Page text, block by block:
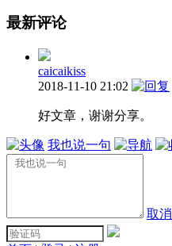
最新评论
caicaikiss
2018-11-10 21:02
好文章，谢谢分享。
我也说一句
取消